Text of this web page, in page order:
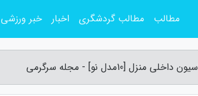
منزل [10مدل نو] - مجله سرگرمی
مطالب مطالب گردشگری اخبار خبر ورزشی